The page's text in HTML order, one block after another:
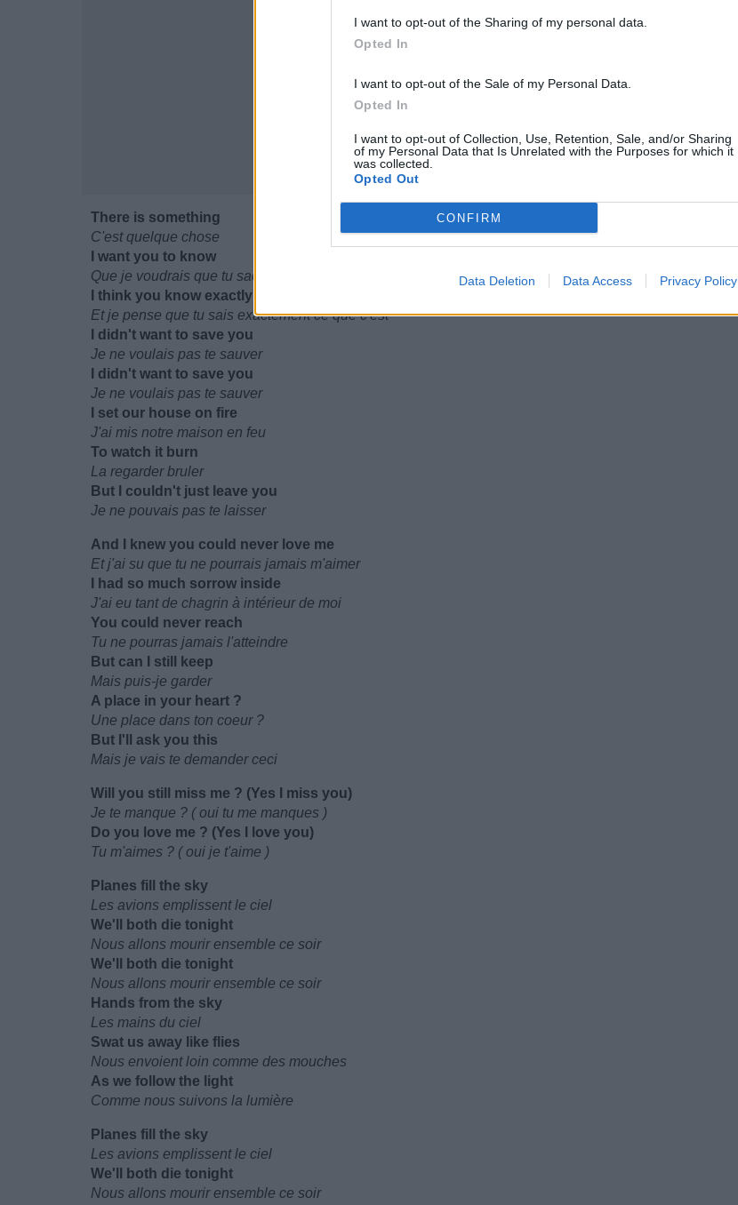
I want to opt-out of the Sharing of my personal data.
Opted In
I want to opt-out of the Sale of my Personal Data.
Opted In
I want to opt-out of Collection, Use, Retention, Sale, and/or Sharing
of my Personal Data that Is Unrelated with the Purposes for which it
was collected.
Opted Out
CONFIRM
Data Deletion Data Access Privacy Policy
There is something
C'est quelque chose
I want you to know
Que je voudrais que tu saches
I think you know exactly what it is
Et je pense que tu sais exactement ce que c'est
I didn't want to save you
Je ne voulais pas te sauver
I didn't want to save you
Je ne voulais pas te sauver
I set our house on fire
J'ai mis notre maison en feu
To watch it burn
La regarder bruler
But I couldn't just leave you
Je ne pouvais pas te laisser
And I knew you could never love me
Et j'ai su que tu ne pourrais jamais m'aimer
I had so much sorrow inside
J'ai eu tant de chagrin à intérieur de moi
You could never reach
Tu ne pourras jamais l'atteindre
But can I still keep
Mais puis-je garder
A place in your heart ?
Une place dans ton coeur ?
But I'll ask you this
Mais je vais te demander ceci
Will you still miss me ? (Yes I miss you)
Je te manque ? ( oui tu me manques )
Do you love me ? (Yes I love you)
Tu m'aimes ? ( oui je t'aime )
Planes fill the sky
Les avions emplissent le ciel
We'll both die tonight
Nous allons mourir ensemble ce soir
We'll both die tonight
Nous allons mourir ensemble ce soir
Hands from the sky
Les mains du ciel
Swat us away like flies
Nous envoient loin comme des mouches
As we follow the light
Comme nous suivons la lumière
Planes fill the sky
Les avions emplissent le ciel
We'll both die tonight
Nous allons mourir ensemble ce soir